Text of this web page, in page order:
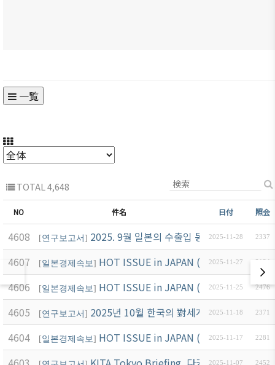
一覧
TOTAL 4,648
NO 件名 日付 照会
4608 [연구보고서] 2025. 9월 일본의 수출입 동향2025-11-28 2337
4607 [일본경제속보] HOT ISSUE in JAPAN (11월4호)
2025-11-27 2184
4606 [일본경제속보] HOT ISSUE in JAPAN (11월3호)
2025-11-25 2476
4605 [연구보고서] 2025년 10월 한국의 對세계 및 對일본 수출
2025-11-18 2371
4604 [일본경제속보] HOT ISSUE in JAPAN (11월2호)
2025-11-17 2281
2025-11-07 2452